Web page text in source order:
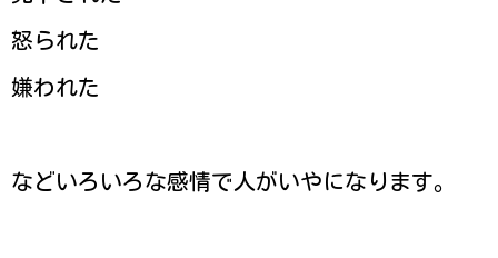
怒られた
嫌われた
などいろいろな感情で人がいやになります。